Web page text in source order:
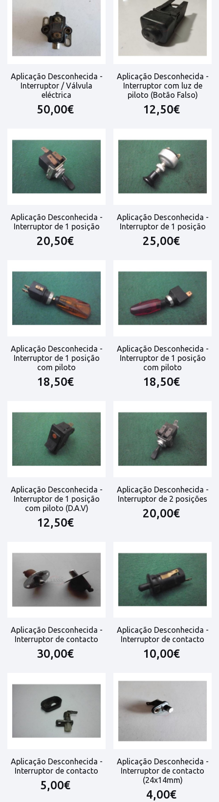
Aplicação Desconhecida -
Interruptor / Válvula
eléctrica
50,00€
Aplicação Desconhecida -
Interruptor com luz de
piloto (Botão Falso)
12,50€
Aplicação Desconhecida -
Interruptor de 1 posição
20,50€
Aplicação Desconhecida -
Interruptor de 1 posição
25,00€
Aplicação Desconhecida -
Interruptor de 1 posição
com piloto
18,50€
Aplicação Desconhecida -
Interruptor de 1 posição
com piloto
18,50€
Aplicação Desconhecida -
Interruptor de 1 posição
com piloto (D.A.V)
12,50€
Aplicação Desconhecida -
Interruptor de 2 posições
20,00€
Aplicação Desconhecida -
Interruptor de contacto
30,00€
Aplicação Desconhecida -
Interruptor de contacto
10,00€
Aplicação Desconhecida -
Interruptor de contacto
5,00€
Aplicação Desconhecida -
Interruptor de contacto
(24x14mm)
4,00€